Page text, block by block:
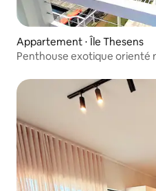
Appartement ⋅ Île Thesens
Penthouse exotique orienté